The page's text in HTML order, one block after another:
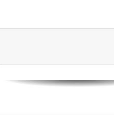
الدوري لمجلس إدارة المجلس
للمرأة